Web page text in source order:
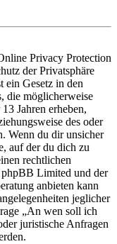
Privacy Protection
der Privatsphäre
Gesetz in den
die möglicherweise
Jahren erheben,
des oder
Wenn du dir unsicher
auf der du dich zu
rechtlichen
phpBB Limited und der
anbieten kann
jeglicher
„An wen soll ich
juristische Anfragen